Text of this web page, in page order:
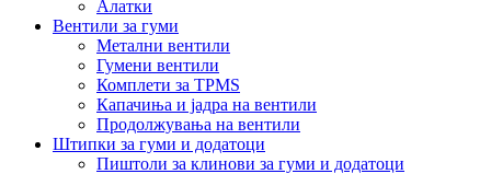
Алатки
Вентили за гуми
Метални вентили
Гумени вентили
Комплети за TPMS
Капачиња и јадра на вентили
Продолжувања на вентили
Штипки за гуми и додатоци
Пиштоли за клинови за гуми и додатоци